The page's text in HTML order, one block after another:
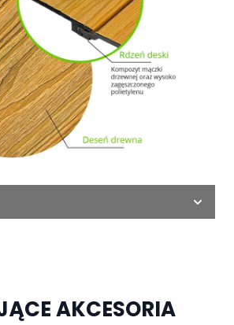
AKCESORIA